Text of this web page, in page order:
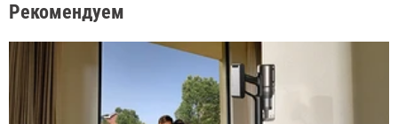
Рекомендуем